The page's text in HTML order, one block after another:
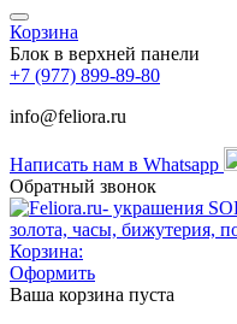
Корзина
Блок в верхней панели
+7 (977) 899-89-80
info@feliora.ru
Написать нам в Whatsapp
Обратный звонок
Корзина:
Оформить
Ваша корзина пуста